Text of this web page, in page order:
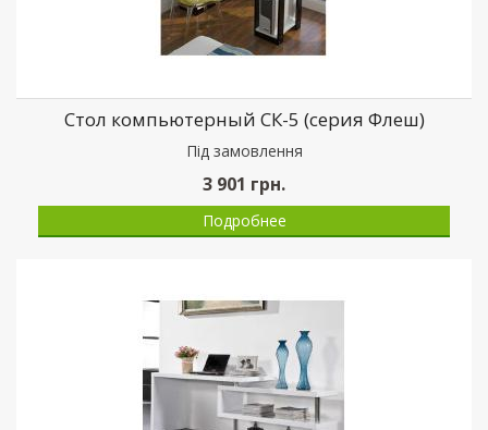
Стол компьютерный СК-5 (серия Флеш)
Пiд замовлення
3 901 грн.
Подробнее